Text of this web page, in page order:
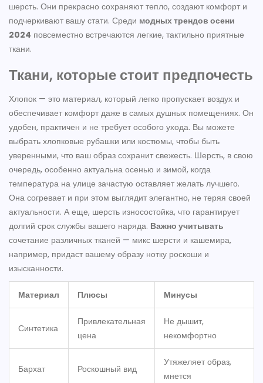
шерсть. Они прекрасно сохраняют тепло, создают комфорт и
подчеркивают вашу стати. Среди модных трендов осени
2024 повсеместно встречаются легкие, тактильно приятные
ткани.
Ткани, которые стоит предпочесть
Хлопок — это материал, который легко пропускает воздух и
обеспечивает комфорт даже в самых душных помещениях. Он
удобен, практичен и не требует особого ухода. Вы можете
выбрать хлопковые рубашки или костюмы, чтобы быть
уверенными, что ваш образ сохранит свежесть. Шерсть, в свою
очередь, особенно актуальна осенью и зимой, когда
температура на улице зачастую оставляет желать лучшего.
Она согревает и при этом выглядит элегантно, не теряя своей
актуальности. А еще, шерсть износостойка, что гарантирует
долгий срок службы вашего наряда. Важно учитывать
сочетание различных тканей — микс шерсти и кашемира,
например, придаст вашему образу нотку роскоши и
изысканности.
Материал Плюсы Минусы
Синтетика
Привлекательная
цена
Не дышит,
некомфортно
Бархат Роскошный вид
Утяжеляет образ,
мнется